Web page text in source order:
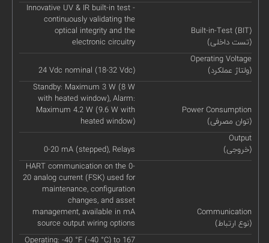
Built-in-Test (BIT)
(تست داخلی)
Innovative UV & IR built-in test -
continuously validating the
optical integrity and the
electronic circuitry
Operating Voltage
(ولتاژ عملکرد)
24 Vdc nominal (18-32 Vdc)
Power Consumption
(توان مصرفی)
Standby: Maximum 3 W (8 W
with heated window), Alarm:
Maximum 4.2 W (9.6 W with
heated window)
Output
(خروجی)
0-20 mA (stepped), Relays
Communication
(نوع ارتباط)
HART communication on the 0-
20 analog current (FSK) used for
maintenance, configuration
changes, and asset
management, available in mA
source output wiring options
Operating: -40 °F (-40 °C) to 167